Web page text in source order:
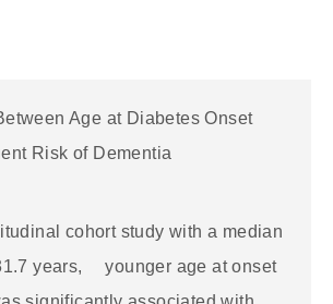
Age at Diabetes Onset
Risk of Dementia
cohort study with a median
years, younger age at onset